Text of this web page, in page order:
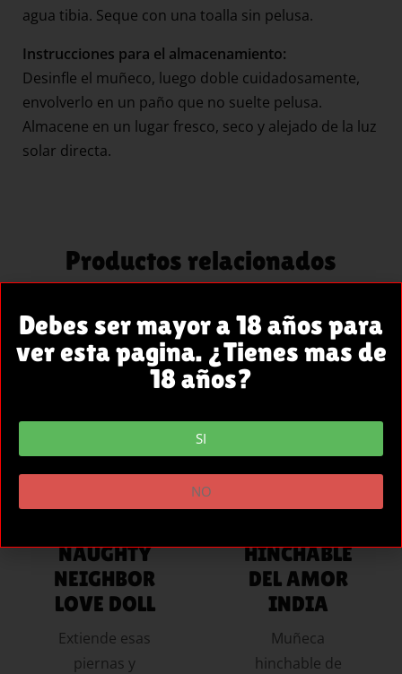
agua tibia. Seque con una toalla sin pelusa.
Instrucciones para el almacenamiento:
Desinfle el muñeco, luego doble cuidadosamente,
envolverlo en un paño que no suelte pelusa.
Almacene en un lugar fresco, seco y alejado de la luz
solar directa.
Productos relacionados
CARRITO
CALIFORNI
NAUGHTY
NEIGHBOR
LOVE DOLL
Extiende esas
piernas y
CARRITO
CALEX
HINCHABLE
DEL AMOR
INDIA
Muñeca
hinchable de
Debes ser mayor a 18 años para
ver esta pagina. ¿Tienes mas de
18 años?
SI
NO